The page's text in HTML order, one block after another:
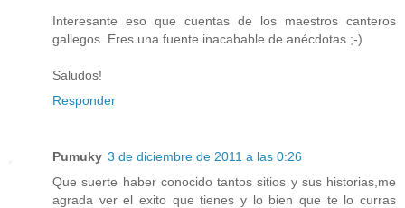
Interesante eso que cuentas de los maestros canteros
gallegos. Eres una fuente inacabable de anécdotas ;-)
Saludos!
Responder
Pumuky 3 de diciembre de 2011 a las 0:26
Que suerte haber conocido tantos sitios y sus historias,me
agrada ver el exito que tienes y lo bien que te lo curras